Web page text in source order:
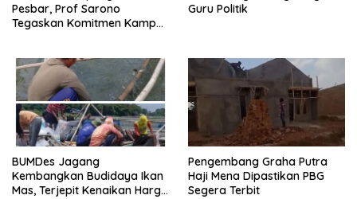
Pesbar, Prof Sarono
Tegaskan Komitmen Kampus
Guru Politik
BUMDes Jagang
Kembangkan Budidaya Ikan
Mas, Terjepit Kenaikan Harga
Pengembang Graha Putra
Haji Mena Dipastikan PBG
Segera Terbit